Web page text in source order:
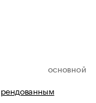
ОСНОВНОЙ